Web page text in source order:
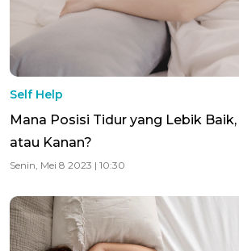
Self Help
Mana Posisi Tidur yang Lebik
atau Kanan?
Senin, Mei 8 2023 | 10:30